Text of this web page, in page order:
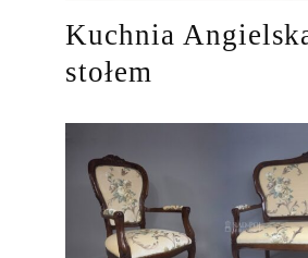
Kuchnia
stołem